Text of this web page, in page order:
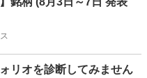
リオを診断してみません